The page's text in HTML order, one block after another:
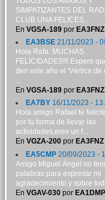
SIMPATIZANTES DEL
CLUB UNA FELICES...
En VGSA-189por EA3FNZ
EA3BSE21/11/2023 -
Hola Rafa. MUCHAS
FELICIDADES!!! Espero
den este año el 'Vértice de
...
En VGSA-189por EA3FNZ
EA7BY16/11/2023 -
Hola amigo Rafael:te
por tu forma de llevar las
actividades,eres un f...
En VGZA-200por EA3FNZ
EA5CMP20/09/2023 -
Amigo Miguel Ángel no
palabras para expresar mi
agradecimiento y sobre
En VGAV-030por EA1DMP